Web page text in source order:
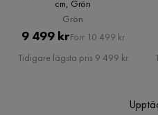
Sänggavel
Serie
cm, Grön
Grön
Pris
9 499 krOriginal
Pris
Förr 10 499 kr
Tidigare lägsta pris 9 499 kr